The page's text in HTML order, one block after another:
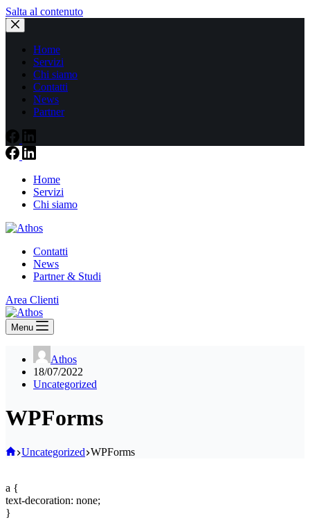
Salta al contenuto
Home
Servizi
Chi siamo
Contatti
News
Partner
Home
Servizi
Chi siamo
Contatti
News
Partner & Studi
Area Clienti
Menu
Athos
18/07/2022
Uncategorized
WPForms
Home
Uncategorized WPForms
a {
text-decoration: none;
}